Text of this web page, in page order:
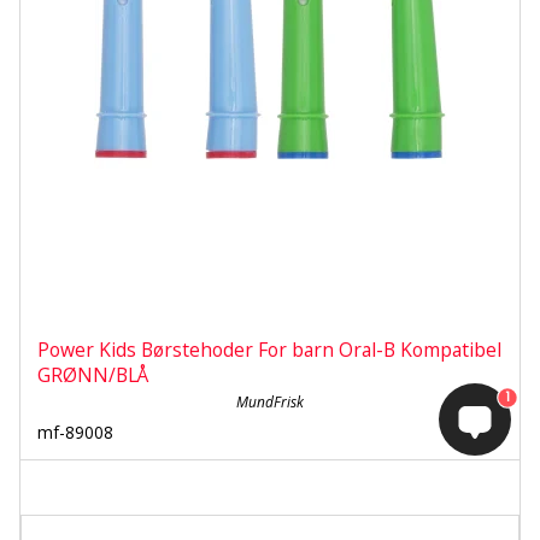
Power Kids Børstehoder For barn Oral-B Kompatibel
GRØNN/BLÅ
MundFrisk
mf-89008
1